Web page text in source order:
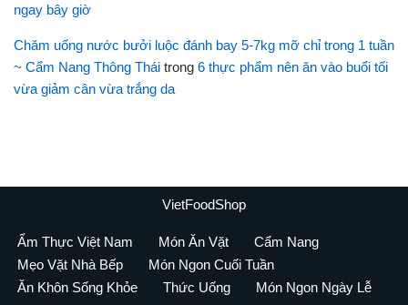
ngay bây giờ
Chăm uống nước bưởi luộc đánh bay 5-7kg mỡ chỉ trong 1 tuần
~ Cẩm Nang Thông Thái trong 6 thực phẩm nên ăn vào buổi tối
vừa giảm cân vừa trắng da
VietFoodShop
Ẩm Thực Việt Nam Món Ăn Vặt
Cẩm Nang
Mẹo Vặt Nhà Bếp
Món Ngon Cuối Tuần
Ăn Khôn Sống Khỏe
Thức Uống
Món Ngon Ngày Lễ